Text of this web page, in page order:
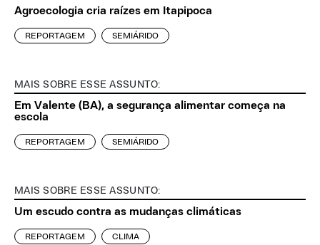
Agroecologia cria raízes em Itapipoca
REPORTAGEM SEMIÁRIDO
MAIS SOBRE ESSE ASSUNTO:
Em Valente (BA), a segurança alimentar começa na
escola
REPORTAGEM SEMIÁRIDO
MAIS SOBRE ESSE ASSUNTO:
Um escudo contra as mudanças climáticas
REPORTAGEM CLIMA